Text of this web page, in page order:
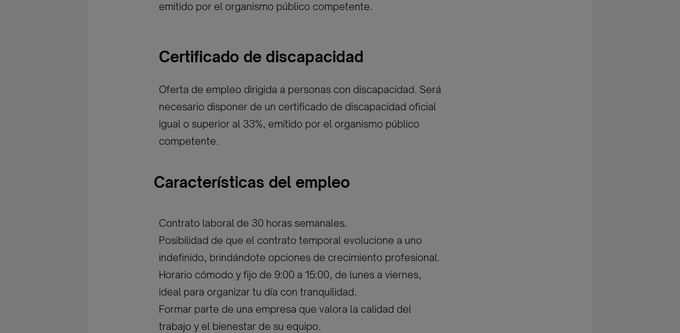
emitido por el organismo público competente.
Certificado de discapacidad
Oferta de empleo dirigida a personas con discapacidad. Será
necesario disponer de un certificado de discapacidad oficial
igual o superior al 33%, emitido por el organismo público
competente.
Características del empleo
Contrato laboral de 30 horas semanales.
Posibilidad de que el contrato temporal evolucione a uno
indefinido, brindándote opciones de crecimiento profesional.
Horario cómodo y fijo de 9:00 a 15:00, de lunes a viernes,
ideal para organizar tu día con tranquilidad.
Formar parte de una empresa que valora la calidad del
trabajo y el bienestar de su equipo.